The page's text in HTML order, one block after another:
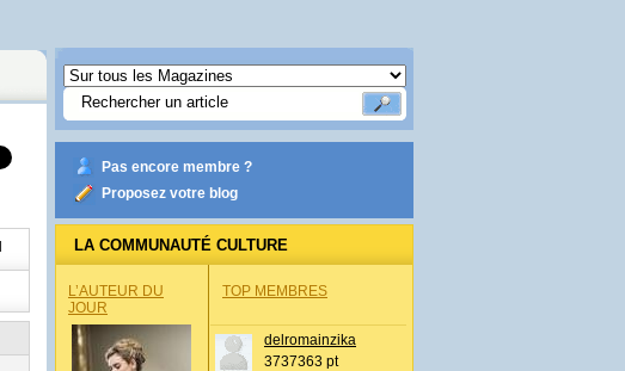
Pas encore membre ?
Proposez votre blog
LA COMMUNAUTÉ CULTURE
L’AUTEUR DU
JOUR
TOP MEMBRES
delromainzika
3737363 pt